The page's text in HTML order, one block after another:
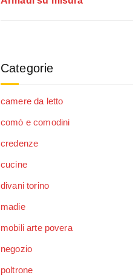
Categorie
camere da letto
comò e comodini
credenze
cucine
divani torino
madie
mobili arte povera
negozio
poltrone